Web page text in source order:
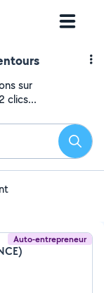
sur
clics...
Auto-entrepreneur